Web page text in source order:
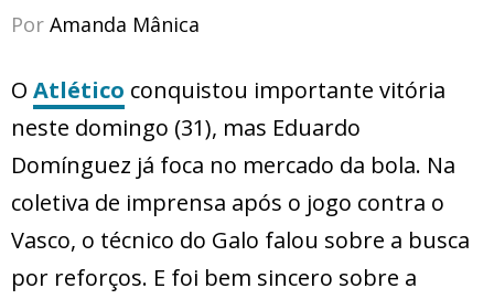
Por Amanda Mânica
O Atlético conquistou importante vitória
neste domingo (31), mas Eduardo
Domínguez já foca no mercado da bola. Na
coletiva de imprensa após o jogo contra o
Vasco, o técnico do Galo falou sobre a busca
por reforços. E foi bem sincero sobre a